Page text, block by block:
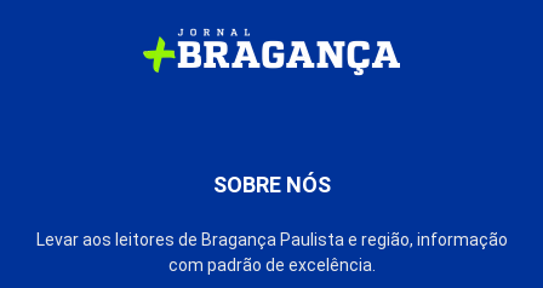
SOBRE NÓS
Levar aos leitores de Bragança Paulista e região, informação
com padrão de excelência.